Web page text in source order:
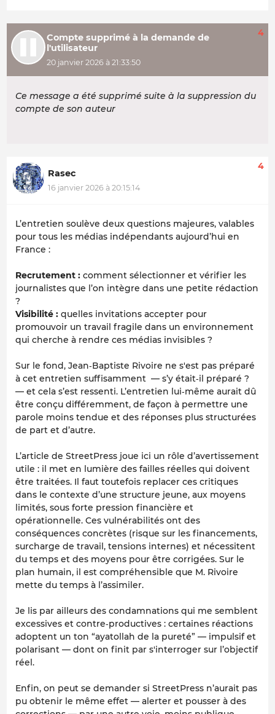
Compte supprimé à la demande de
l'utilisateur
20 janvier 2026 à 21:33:50
4
Ce message a été supprimé suite à la suppression du
compte de son auteur
Rasec
16 janvier 2026 à 20:15:14
4
L’entretien soulève deux questions majeures, valables
pour tous les médias indépendants aujourd’hui en
France :
Recrutement : comment sélectionner et vérifier les
journalistes que l’on intègre dans une petite rédaction
?
Visibilité : quelles invitations accepter pour
promouvoir un travail fragile dans un environnement
qui cherche à rendre ces médias invisibles ?
Sur le fond, Jean‑Baptiste Rivoire ne s'est pas préparé
à cet entretien suffisamment — s’y était‑il préparé ?
— et cela s’est ressenti. L’entretien lui‑même aurait dû
être conçu différemment, de façon à permettre une
parole moins tendue et des réponses plus structurées
de part et d’autre.
L’article de StreetPress joue ici un rôle d’avertissement
utile : il met en lumière des failles réelles qui doivent
être traitées. Il faut toutefois replacer ces critiques
dans le contexte d’une structure jeune, aux moyens
limités, sous forte pression financière et
opérationnelle. Ces vulnérabilités ont des
conséquences concrètes (risque sur les financements,
surcharge de travail, tensions internes) et nécessitent
du temps et des moyens pour être corrigées. Sur le
plan humain, il est compréhensible que M. Rivoire
mette du temps à l’assimiler.
Je lis par ailleurs des condamnations qui me semblent
excessives et contre‑productives : certaines réactions
adoptent un ton “ayatollah de la pureté” — impulsif et
polarisant — dont on finit par s'interroger sur l’objectif
réel.
Enfin, on peut se demander si StreetPress n’aurait pas
pu obtenir le même effet — alerter et pousser à des